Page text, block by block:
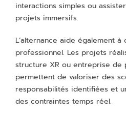
interactions simples ou
projets immersifs.
L’alternance aide également
professionnel. Les projets
structure XR ou entreprise de
permettent de valoriser des
responsabilités identifiées et
des contraintes temps réel.